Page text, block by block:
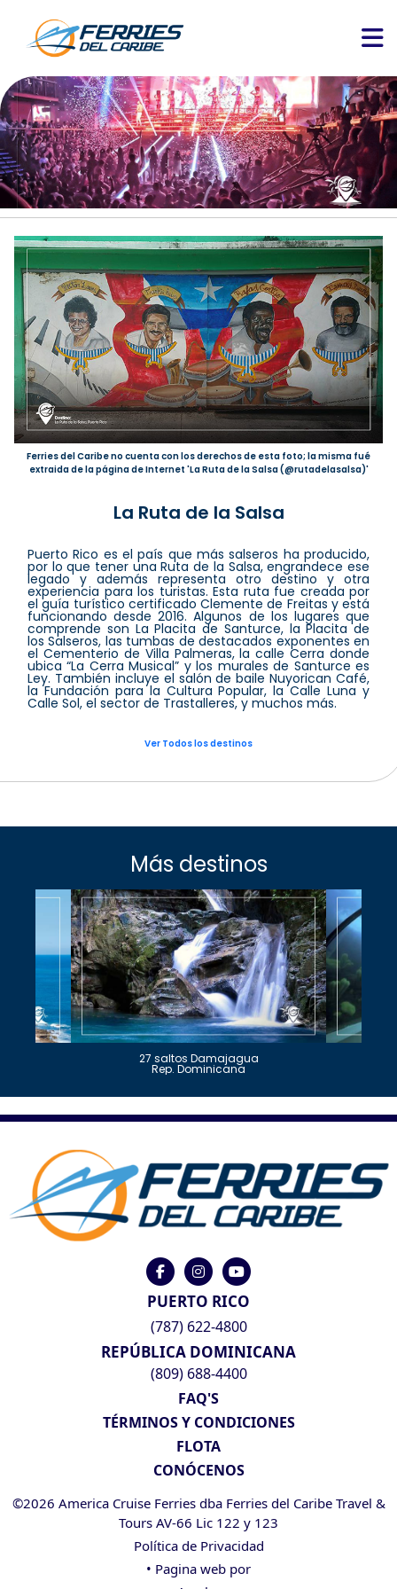
Ferries del Caribe no cuenta con los derechos de esta foto; la misma fué
extraida de la página de Internet 'La Ruta de la Salsa (@rutadelasalsa)'
La Ruta de la Salsa
Puerto Rico es el país que más salseros ha producido,
por lo que tener una Ruta de la Salsa, engrandece ese
legado y además representa otro destino y otra
experiencia para los turistas. Esta ruta fue creada por
el guía turístico certificado Clemente de Freitas y está
funcionando desde 2016. Algunos de los lugares que
comprende son La Placita de Santurce, la Placita de
los Salseros, las tumbas de destacados exponentes en
el Cementerio de Villa Palmeras, la calle Cerra donde
ubica “La Cerra Musical” y los murales de Santurce es
Ley. También incluye el salón de baile Nuyorican Café,
la Fundación para la Cultura Popular, la Calle Luna y
Calle Sol, el sector de Trastalleres, y muchos más.
Ver Todos los destinos
Más destinos
27 saltos Damajagua
Rep. Dominicana
PUERTO RICO
(787) 622-4800
REPÚBLICA DOMINICANA
(809) 688-4400
FAQ'S
TÉRMINOS Y CONDICIONES
FLOTA
CONÓCENOS
©2026 America Cruise Ferries dba Ferries del Caribe Travel &
Tours AV-66 Lic 122 y 123
Política de Privacidad
• Pagina web por